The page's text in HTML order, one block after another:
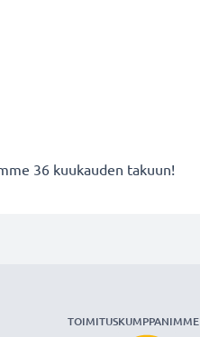
36 kuukauden takuun!
TOIMITUSKUMPPANIMME